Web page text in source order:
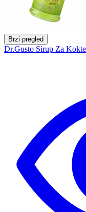
Brzi pregled
Dr.Gusto Sirup Za